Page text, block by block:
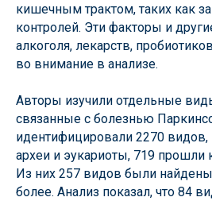
кишечным трактом, таких как
контролей. Эти факторы и
алкоголя, лекарств,
во внимание в анализе.
Авторы изучили отдельные
связанные с болезнью
идентифицировали 2270 видов,
археи и эукариоты, 719 прошли
Из них 257 видов были найдены
более. Анализ показал, что 84